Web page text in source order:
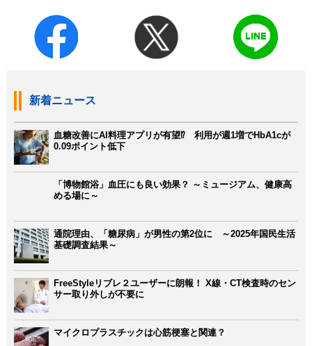
新着ニュース
血糖改善にAI料理アプリが有望⁉ 利用が週1増でHbA1cが
0.09ポイント低下
「博物館浴」血圧にも良い効果？ ～ミュージアム、健康高
める場に～
通院理由、「糖尿病」が男性の第2位に ～2025年国民生活
基礎調査結果～
FreeStyleリブレ２ユーザーに朗報！ X線・CT検査時のセン
サー取り外しが不要に
マイクロプラスチックは心筋梗塞と関連？